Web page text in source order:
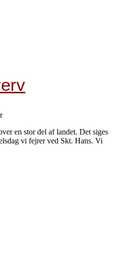
en stor del af landet. Det siges
vi fejrer ved Skt. Hans. Vi